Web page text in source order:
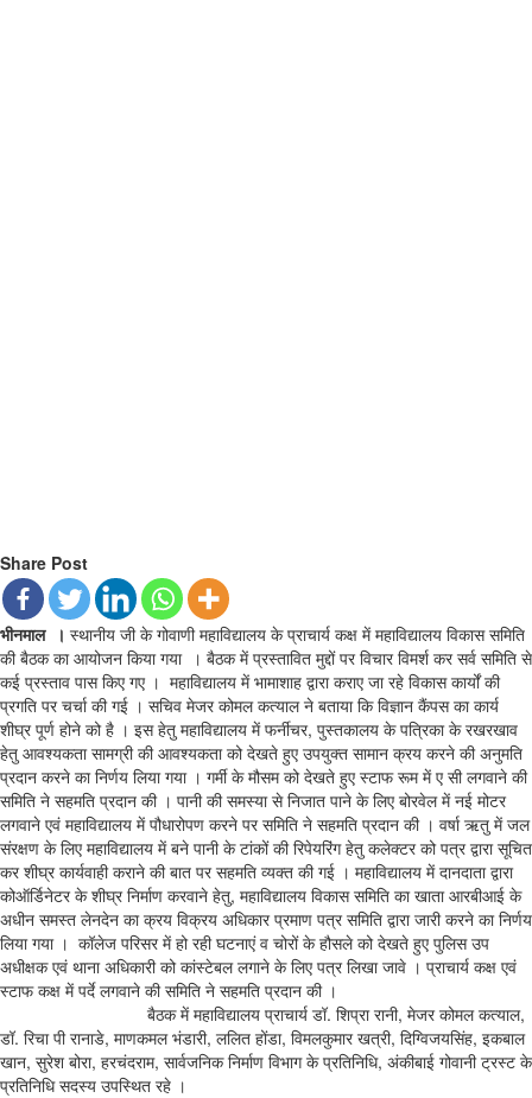
Share Post
भीनमाल । स्थानीय जी के गोवाणी महाविद्यालय के प्राचार्य कक्ष में महाविद्यालय विकास समिति
की बैठक का आयोजन किया गया । बैठक में प्रस्तावित मुद्दों पर विचार विमर्श कर सर्व समिति से
कई प्रस्ताव पास किए गए । महाविद्यालय में भामाशाह द्वारा कराए जा रहे विकास कार्यों की
प्रगति पर चर्चा की गई । सचिव मेजर कोमल कत्याल ने बताया कि विज्ञान कैंपस का कार्य
शीघ्र पूर्ण होने को है । इस हेतु महाविद्यालय में फर्नीचर, पुस्तकालय के पत्रिका के रखरखाव
हेतु आवश्यकता सामग्री की आवश्यकता को देखते हुए उपयुक्त सामान क्रय करने की अनुमति
प्रदान करने का निर्णय लिया गया । गर्मी के मौसम को देखते हुए स्टाफ रूम में ए सी लगवाने की
समिति ने सहमति प्रदान की । पानी की समस्या से निजात पाने के लिए बोरवेल में नई मोटर
लगवाने एवं महाविद्यालय में पौधारोपण करने पर समिति ने सहमति प्रदान की । वर्षा ऋतु में जल
संरक्षण के लिए महाविद्यालय में बने पानी के टांकों की रिपेयरिंग हेतु कलेक्टर को पत्र द्वारा सूचित
कर शीघ्र कार्यवाही कराने की बात पर सहमति व्यक्त की गई । महाविद्यालय में दानदाता द्वारा
कोऑर्डिनेटर के शीघ्र निर्माण करवाने हेतु, महाविद्यालय विकास समिति का खाता आरबीआई के
अधीन समस्त लेनदेन का क्रय विक्रय अधिकार प्रमाण पत्र समिति द्वारा जारी करने का निर्णय
लिया गया । कॉलेज परिसर में हो रही घटनाएं व चोरों के हौसले को देखते हुए पुलिस उप
अधीक्षक एवं थाना अधिकारी को कांस्टेबल लगाने के लिए पत्र लिखा जावे । प्राचार्य कक्ष एवं
स्टाफ कक्ष में पर्दे लगवाने की समिति ने सहमति प्रदान की ।
बैठक में महाविद्यालय प्राचार्य डॉ. शिप्रा रानी, मेजर कोमल कत्याल,
डॉ. रिचा पी रानाडे, माणकमल भंडारी, ललित होंडा, विमलकुमार खत्री, दिग्विजयसिंह, इकबाल
खान, सुरेश बोरा, हरचंदराम, सार्वजनिक निर्माण विभाग के प्रतिनिधि, अंकीबाई गोवानी ट्रस्ट के
प्रतिनिधि सदस्य उपस्थित रहे ।